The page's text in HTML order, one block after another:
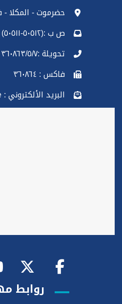
حضرموت - المكلا -
ص ب :(٥٠٥١٢-٥٠٥١١)
تحويلة :٣٦٠٨٦٣/٥/٧ (٠٠٩٦٧٥)
فاكس : ٣٦٠٨٦٤
البريد الألكتروني : info@hu.edu.ye
روابط